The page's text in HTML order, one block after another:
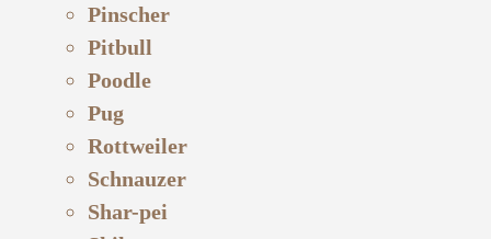
Pinscher
Pitbull
Poodle
Pug
Rottweiler
Schnauzer
Shar-pei